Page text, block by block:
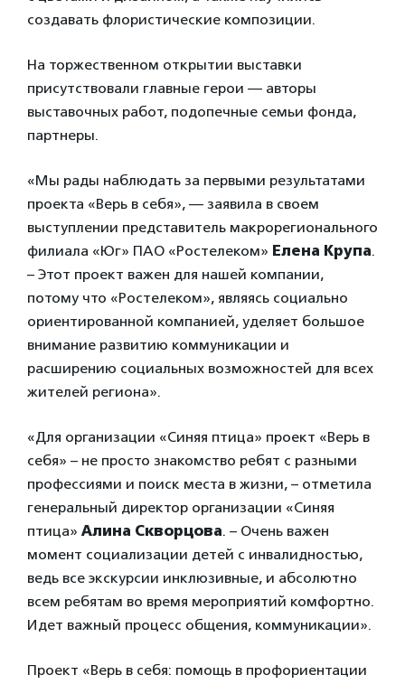
создавать флористические композиции.
На торжественном открытии выставки
присутствовали главные герои — авторы
выставочных работ, подопечные семьи фонда,
партнеры.
«Мы рады наблюдать за первыми результатами
проекта «Верь в себя», — заявила в своем
выступлении представитель макрорегионального
филиала «Юг» ПАО «Ростелеком» Елена Крупа.
– Этот проект важен для нашей компании,
потому что «Ростелеком», являясь социально
ориентированной компанией, уделяет большое
внимание развитию коммуникации и
расширению социальных возможностей для всех
жителей региона».
«Для организации «Синяя птица» проект «Верь в
себя» – не просто знакомство ребят с разными
профессиями и поиск места в жизни, – отметила
генеральный директор организации «Синяя
птица» Алина Скворцова. – Очень важен
момент социализации детей с инвалидностью,
ведь все экскурсии инклюзивные, и абсолютно
всем ребятам во время мероприятий комфортно.
Идет важный процесс общения, коммуникации».
Проект «Верь в себя: помощь в профориентации